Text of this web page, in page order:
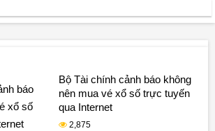
Bộ Tài chính cảnh báo không
nên mua vé xổ số trực tuyến
qua Internet
2,875